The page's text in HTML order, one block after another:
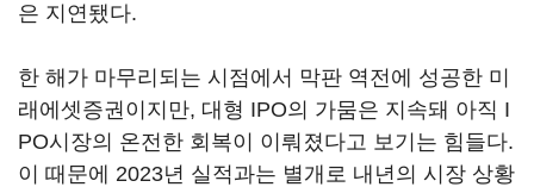
은 지연됐다.
한 해가 마무리되는 시점에서 막판 역전에 성공한 미
래에셋증권이지만, 대형 IPO의 가뭄은 지속돼 아직 I
PO시장의 온전한 회복이 이뤄졌다고 보기는 힘들다.
이 때문에 2023년 실적과는 별개로 내년의 시장 상황